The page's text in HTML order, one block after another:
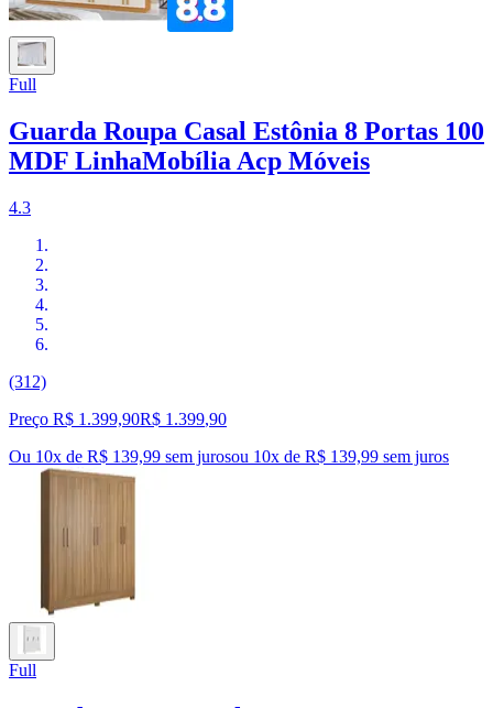
Full
Guarda Roupa Casal Estônia 8 Portas 100
MDF LinhaMobília Acp Móveis
4.3
(312)
Preço R$ 1.399,90R$ 1.399,90
Ou 10x de R$ 139,99 sem jurosou 10x de R$ 139,99 sem juros
Full